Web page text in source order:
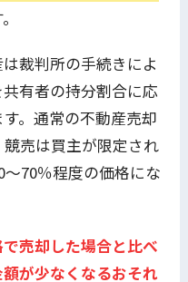
裁判所の手続きによ
有者の持分割合に応
。通常の不動産売却
売は買主が限定され
70％程度の価格にな
売却した場合と比べ
が少なくなるおそれ